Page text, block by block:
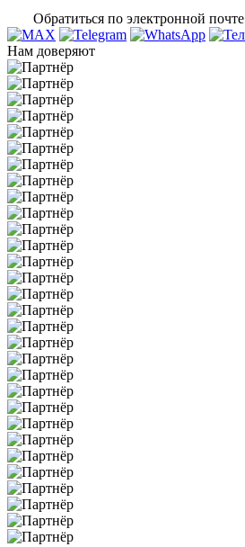
Обратиться по электронной почте
Нам доверяют